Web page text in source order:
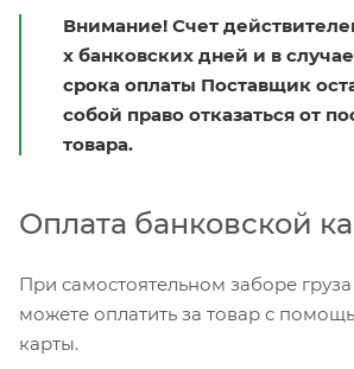
Внимание! Счет
х банковских дней и в
срока оплаты Поставщик
собой право отказаться от
товара.
Оплата банковской
При самостоятельном заборе
можете оплатить за товар с
карты.